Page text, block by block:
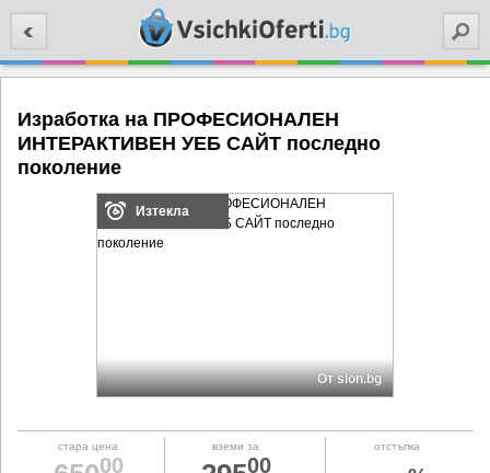
Изработка на ПРОФЕСИОНАЛЕН
ИНТЕРАКТИВЕН УЕБ САЙТ последно
поколение
Изтекла
От slon.bg
стара цена
00
вземи за
00
отстъпка